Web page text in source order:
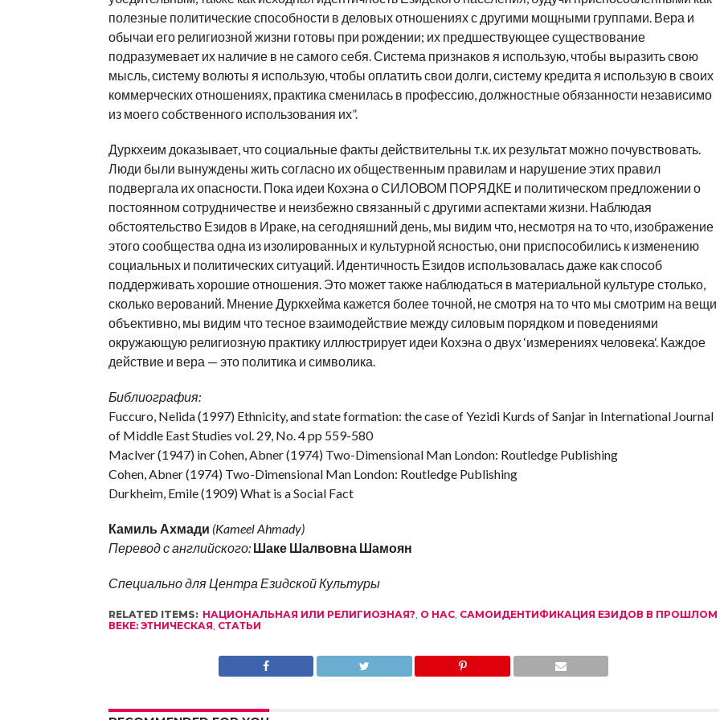
полезные политические способности в деловых отношениях с другими мощными группами. Вера и
обычаи его религиозной жизни готовы при рождении; их предшествующее существование
подразумевает их наличие в не самого себя. Система признаков я использую, чтобы выразить свою
мысль, систему волюты я использую, чтобы оплатить свои долги, систему кредита я использую в своих
коммерческих отношениях, практика сменилась в профессию, должностные обязанности независимо
из моего собственного использования их”.
Дуркхеим доказывает, что социальные факты действительны т.к. их результат можно почувствовать.
Люди были вынуждены жить согласно их общественным правилам и нарушение этих правил
подвергала их опасности. Пока идеи Кохэна о СИЛОВОМ ПОРЯДКЕ и политическом предложении о
постоянном сотрудничестве и неизбежно связанный с другими аспектами жизни. Наблюдая
обстоятельство Езидов в Ираке, на сегодняшний день, мы видим что, несмотря на то что, изображение
этого сообщества одна из изолированных и культурной ясностью, они приспособились к изменению
социальных и политических ситуаций. Идентичность Езидов использовалась даже как способ
поддерживать хорошие отношения. Это может также наблюдаться в материальной культуре столько,
сколько верований. Мнение Дуркхейма кажется более точной, не смотря на то что мы смотрим на вещи
объективно, мы видим что тесное взаимодействие между силовым порядком и поведениями
окружающую религиозную практику иллюстрирует идеи Кохэна о двух ‘измерениях человека‘. Каждое
действие и вера — это политика и символика.
Библиография:
Fuccuro, Nelida (1997) Ethnicity, and state formation: the case of Yezidi Kurds of Sanjar in International Journal
of Middle East Studies vol. 29, No. 4 pp 559-580
Maclver (1947) in Cohen, Abner (1974) Two-Dimensional Man London: Routledge Publishing
Cohen, Abner (1974) Two-Dimensional Man London: Routledge Publishing
Durkheim, Emile (1909) What is a Social Fact
Камиль Ахмади (Kameel Ahmady)
Перевод с английского: Шаке Шалвовна Шамоян
Специально для Центра Езидской Культуры
RELATED ITEMS: НАЦИОНАЛЬНАЯ ИЛИ РЕЛИГИОЗНАЯ?, О НАС, САМОИДЕНТИФИКАЦИЯ ЕЗИДОВ В ПРОШЛОМ
ВЕКЕ: ЭТНИЧЕСКАЯ, СТАТЬИ